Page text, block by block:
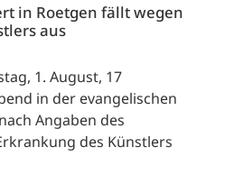
in Roetgen fällt wegen
aus
1. August, 17
in der evangelischen
Angaben des
des Künstlers